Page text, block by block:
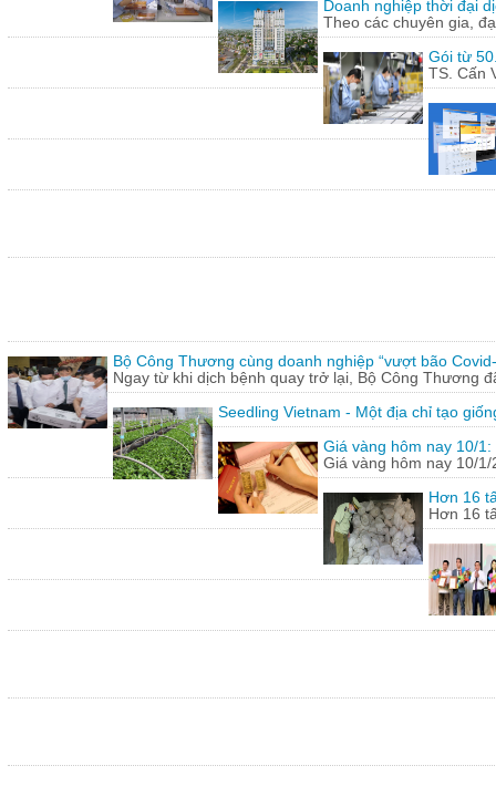
Doanh nghiệp thời đại
Theo các chuyên gia,
Gói từ
TS. Cấn
Bộ Công Thương cùng doanh nghiệp “vượt bão
Ngay từ khi dịch bệnh quay trở lại, Bộ Công Thương
Seedling Vietnam - Một địa chỉ tạo
Giá vàng hôm nay 10/
Giá vàng hôm nay 10/
Hơn 16
Hơn 16